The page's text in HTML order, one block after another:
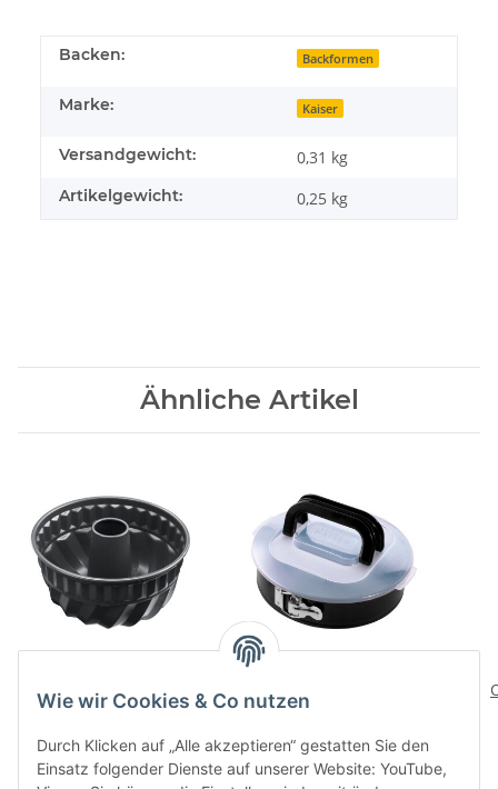
Backen: Backformen
Marke: Kaiser
Versandgewicht: 0,31 kg
Artikelgewicht: 0,25 kg
Ähnliche Artikel
Gugelhupf.LaFormePlus
59,95 CHF*
Springform Bake&Take
Wie wir Cookies & Co nutzen
Durch Klicken auf „Alle akzeptieren“ gestatten Sie den
Einsatz folgender Dienste auf unserer Website: YouTube,